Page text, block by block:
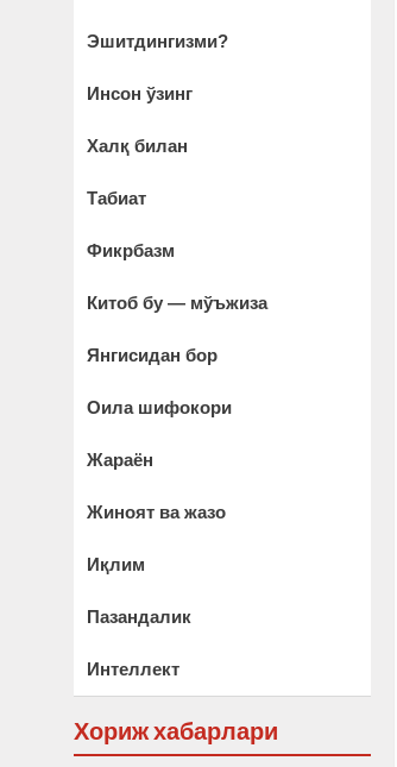
Эшитдингизми?
Инсон ўзинг
Халқ билан
Табиат
Фикрбазм
Китоб бу — мўъжиза
Янгисидан бор
Оила шифокори
Жараён
Жиноят ва жазо
Иқлим
Пазандалик
Интеллект
Хориж хабарлари